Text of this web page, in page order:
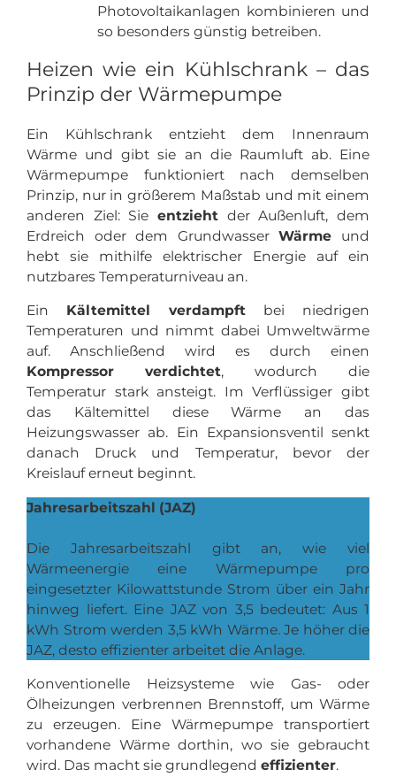
Photovoltaikanlagen kombinieren und
so besonders günstig betreiben.
Heizen wie ein Kühlschrank – das
Prinzip der Wärmepumpe
Ein Kühlschrank entzieht dem Innenraum
Wärme und gibt sie an die Raumluft ab. Eine
Wärmepumpe funktioniert nach demselben
Prinzip, nur in größerem Maßstab und mit einem
anderen Ziel: Sie entzieht der Außenluft, dem
Erdreich oder dem GrundwasserWärme und
hebt sie mithilfe elektrischer Energie auf ein
nutzbares Temperaturniveau an.
Ein Kältemittel verdampftbei niedrigen
Temperaturen und nimmt dabei Umweltwärme
auf. Anschließend wird es durch einen
Kompressor verdichtet, wodurch die
Temperatur stark ansteigt. Im Verflüssiger gibt
das Kältemittel diese Wärme an das
Heizungswasser ab. Ein Expansionsventil senkt
danach Druck und Temperatur, bevor der
Kreislauf erneut beginnt.
Jahresarbeitszahl (JAZ)
Die Jahresarbeitszahl gibt an, wie viel
Wärmeenergie eine Wärmepumpe pro
eingesetzter Kilowattstunde Strom über ein Jahr
hinweg liefert. Eine JAZ von 3,5 bedeutet: Aus 1
kWh Strom werden 3,5 kWh Wärme. Je höher die
JAZ, desto effizienter arbeitet die Anlage.
Konventionelle Heizsysteme wie Gas- oder
Ölheizungen verbrennen Brennstoff, um Wärme
zu erzeugen. Eine Wärmepumpe transportiert
vorhandene Wärme dorthin, wo sie gebraucht
wird. Das macht sie grundlegend effizienter.